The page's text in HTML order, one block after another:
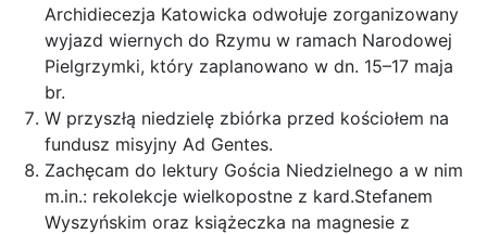
Archidiecezja Katowicka odwołuje zorganizowany
wyjazd wiernych do Rzymu w ramach Narodowej
Pielgrzymki, który zaplanowano w dn. 15–17 maja
br.
W przyszłą niedzielę zbiórka przed kościołem na
fundusz misyjny Ad Gentes.
Zachęcam do lektury Gościa Niedzielnego a w nim
m.in.: rekolekcje wielkopostne z kard.Stefanem
Wyszyńskim oraz książeczka na magnesie z